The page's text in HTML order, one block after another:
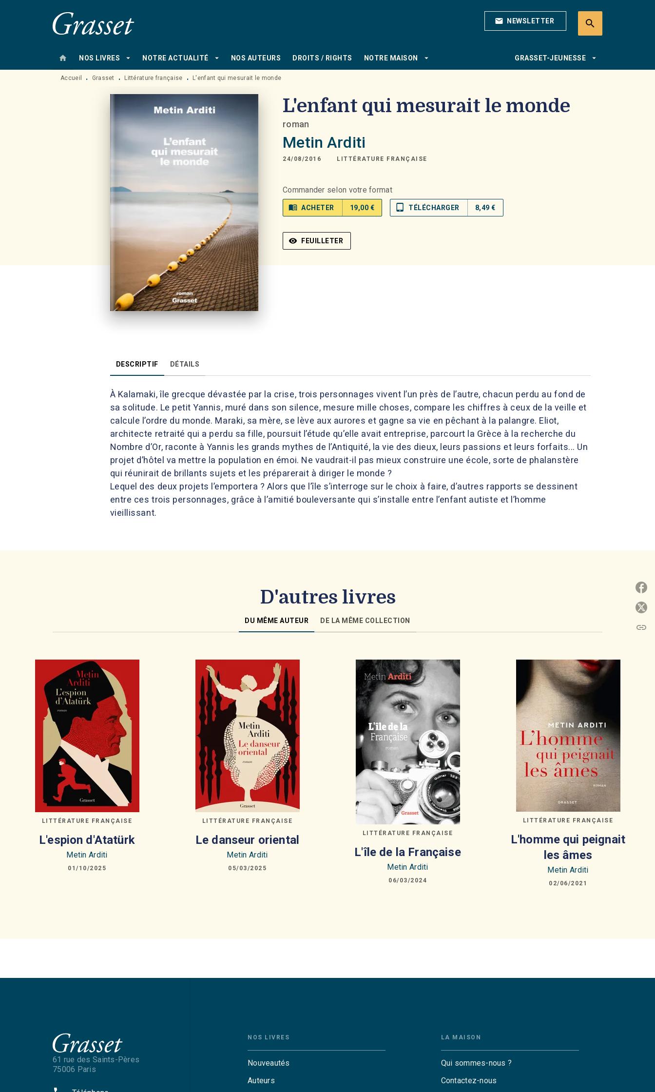
MENU RECHERCHE mail NEWSLETTER search
home NOS LIVRES arrow_drop_down NOTRE ACTUALITÉ arrow_drop_down NOS AUTEURS DROITS / RIGHTS NOTRE MAISON arrow_drop_down GRASSET-JEUNESSE arrow_drop_down
Accueil • Grasset • Littérature française • L'enfant qui mesurait le monde
L'enfant qui mesurait le monde
roman
Metin Arditi
24/08/2016 LITTÉRATURE FRANÇAISE
Commander selon votre format
menu_book ACHETER 19,00 € tablet_mac TÉLÉCHARGER 8,49 €
visibility FEUILLETER
DESCRIPTIF DÉTAILS
À Kalamaki, île grecque dévastée par la crise, trois personnages vivent l’un près de l’autre, chacun perdu au fond de
sa solitude. Le petit Yannis, muré dans son silence, mesure mille choses, compare les chiffres à ceux de la veille et
calcule l’ordre du monde. Maraki, sa mère, se lève aux aurores et gagne sa vie en pêchant à la palangre. Eliot,
architecte retraité qui a perdu sa fille, poursuit l’étude qu’elle avait entreprise, parcourt la Grèce à la recherche du
Nombre d’Or, raconte à Yannis les grands mythes de l’Antiquité, la vie des dieux, leurs passions et leurs forfaits... Un
projet d’hôtel va mettre la population en émoi. Ne vaudrait-il pas mieux construire une école, sorte de phalanstère
qui réunirait de brillants sujets et les préparerait à diriger le monde ?
Lequel des deux projets l’emportera ? Alors que l’île s’interroge sur le choix à faire, d’autres rapports se dessinent
entre ces trois personnages, grâce à l’amitié bouleversante qui s’installe entre l’enfant autiste et l’homme
vieillissant.
D'autres livres
DU MÊME AUTEUR DE LA MÊME COLLECTION
LITTÉRATURE FRANÇAISE
L'espion d'Atatürk
Metin Arditi
01/10/2025
LITTÉRATURE FRANÇAISE
Le danseur oriental
Metin Arditi
05/03/2025
LITTÉRATURE FRANÇAISE
L'île de la Française
Metin Arditi
06/03/2024
LITTÉRATURE FRANÇAISE
L'homme qui peignait
les âmes
Metin Arditi
02/06/2021
link
61 rue des Saints-Pères
75006 Paris
NOS LIVRES
Nouveautés
Auteurs
LA MAISON
Qui sommes-nous ?
Contactez-nous